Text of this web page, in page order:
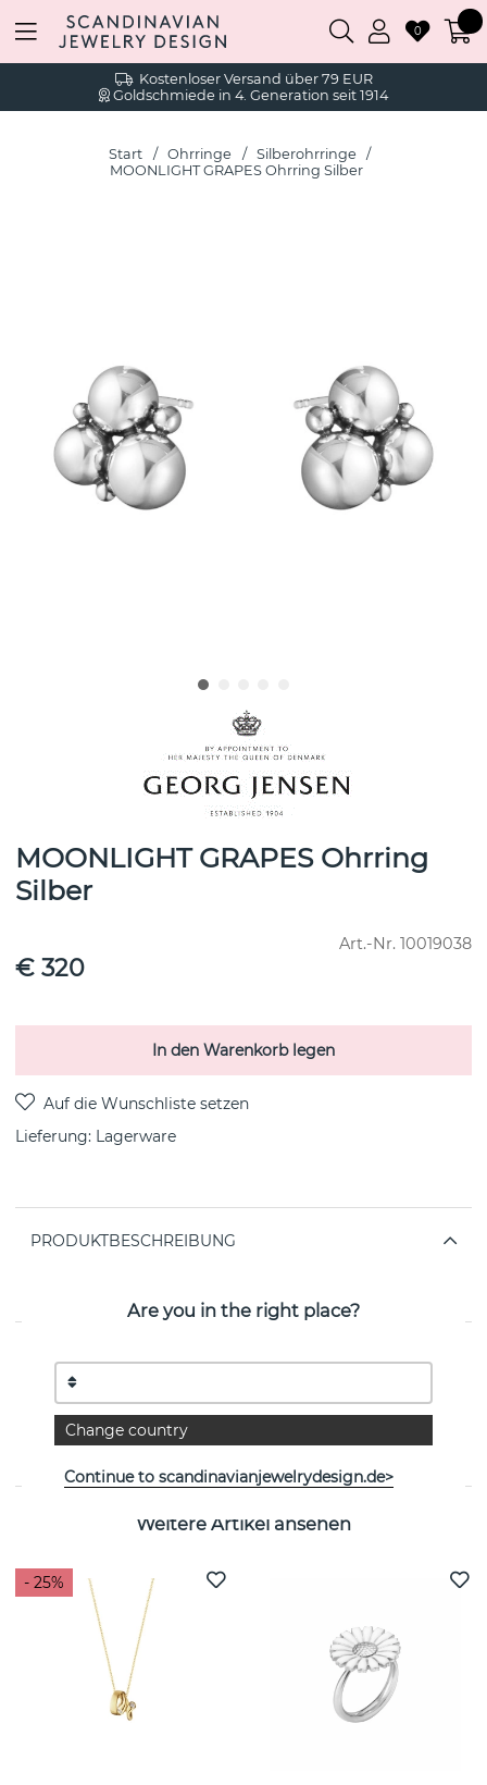
Kostenloser Versand über 79 EUR
Goldschmiede in 4. Generation seit 1914
0
Start Ohrringe
Silberohrringe
MOONLIGHT GRAPES Ohrring Silber
MOONLIGHT GRAPES Ohrring
Silber
Art.-Nr. 10019038
€ 320
In den Warenkorb legen
Lieferung: Lagerware
PRODUKTBESCHREIBUNG
Kollektion: MOONLIGHT GRAPES
Breite: 15 mm
Weitere Artikel ansehen
- 25%
Are you in the right place?
Change country
Continue to scandinavianjewelrydesign.de>